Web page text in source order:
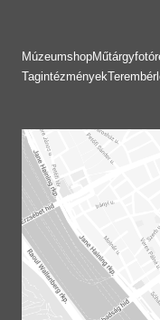
Múzeumshop
Tagintézmények